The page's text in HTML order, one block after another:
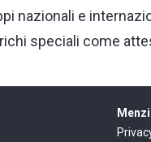
nazionali e
speciali come